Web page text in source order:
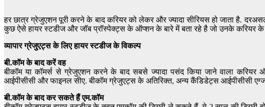
हर छात्र ग्रेजुएशन पूरी करने के बाद करियर को लेकर और ज्यादा सीरियस हो जाता है.
कुछ ऐसे हायर स्टडीज और जॉब प्रॉस्पेक्ट्स के ऑप्शन के बारे में बता रहे है जो उनके
व्यापारग्रेजुएट्स के लिए हायर स्टडीज के विकल्प
बी.कॉमके बाद करेंवह
बीकॉम या कॉमर्स से ग्रेजुएशन करने के बाद सबसे ज्यादा पसंद किया जाने वाला
आईपीसीसी और फाइनल सीए. बीकॉम ग्रेजुएट्स के अतिरिक्त, अन्य कैंडिडेट्स आईपीसीसी
बी.कॉमके बाद कर सकते हैंएम.कॉम